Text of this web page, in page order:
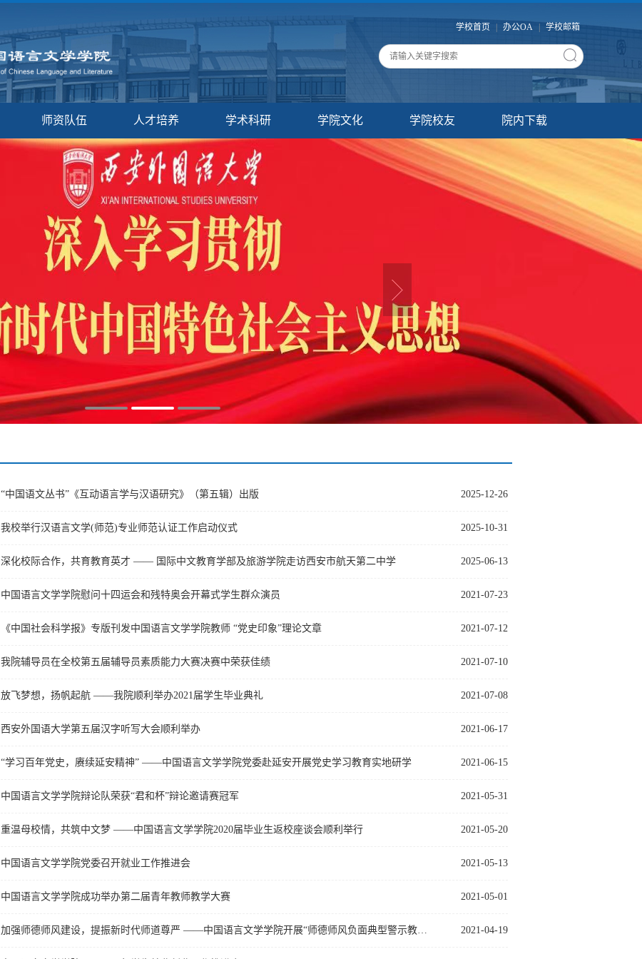
学校首页 办公OA 学校邮箱
师资队伍 人才培养 学术科研 学院文化 学院校友 院内下载
2025-12-26
“中国语文丛书”《互动语言学与汉语研究》（第五辑）出版
2025-10-31
我校举行汉语言文学(师范)专业师范认证工作启动仪式
2025-06-13
深化校际合作，共育教育英才 —— 国际中文教育学部及旅游学院走访西安市航天第二中学
2021-07-23
中国语言文学学院慰问十四运会和残特奥会开幕式学生群众演员
2021-07-12
《中国社会科学报》专版刊发中国语言文学学院教师 “党史印象”理论文章
2021-07-10
我院辅导员在全校第五届辅导员素质能力大赛决赛中荣获佳绩
2021-07-08
放飞梦想，扬帆起航 ——我院顺利举办2021届学生毕业典礼
2021-06-17
西安外国语大学第五届汉字听写大会顺利举办
2021-06-15
“学习百年党史，赓续延安精神” ——中国语言文学学院党委赴延安开展党史学习教育实地研学
2021-05-31
中国语言文学学院辩论队荣获“君和杯”辩论邀请赛冠军
2021-05-20
重温母校情，共筑中文梦 ——中国语言文学学院2020届毕业生返校座谈会顺利举行
2021-05-13
中国语言文学学院党委召开就业工作推进会
2021-05-01
中国语言文学学院成功举办第二届青年教师教学大赛
2021-04-19
加强师德师风建设，提振新时代师道尊严 ——中国语言文学学院开展“师德师风负面典型警示教育月”专项活动